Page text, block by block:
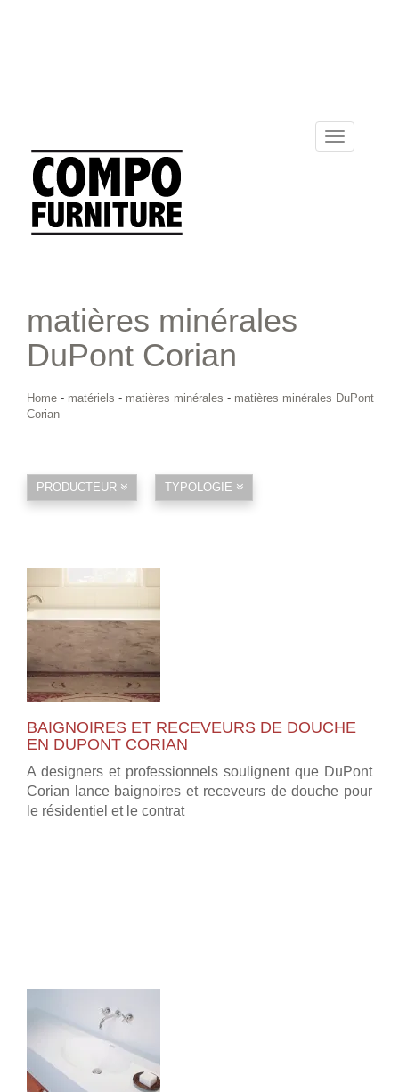
Toggle
navigation
matières minérales
DuPont Corian
Home - matériels - matières minérales - matières minérales DuPont
Corian
PRODUCTEUR TYPOLOGIE
BAIGNOIRES ET RECEVEURS DE DOUCHE
EN DUPONT CORIAN
A designers et professionnels soulignent que DuPont
Corian lance baignoires et receveurs de douche pour
le résidentiel et le contrat